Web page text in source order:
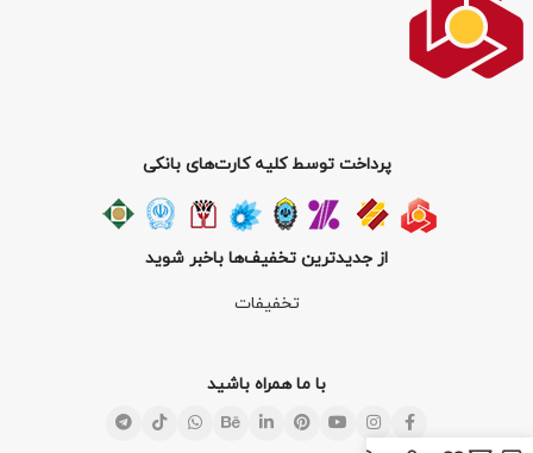
پرداخت توسط کلیه کارت‌های بانکی
از جدیدترین تخفیف‌ها باخبر شوید
تخفیفات
با ما همراه باشید